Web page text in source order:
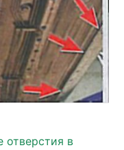
отверстия в